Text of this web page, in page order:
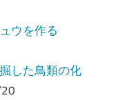
ウを作る
した鳥類の化